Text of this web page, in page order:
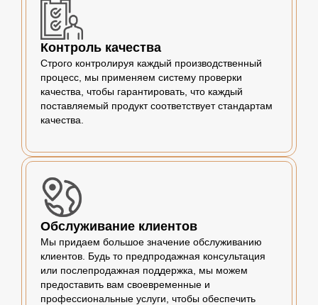
Контроль качества
Строго контролируя каждый производственный
процесс, мы применяем систему проверки
качества, чтобы гарантировать, что каждый
поставляемый продукт соответствует стандартам
качества.
Обслуживание клиентов
Мы придаем большое значение обслуживанию
клиентов. Будь то предпродажная консультация
или послепродажная поддержка, мы можем
предоставить вам своевременные и
профессиональные услуги, чтобы обеспечить